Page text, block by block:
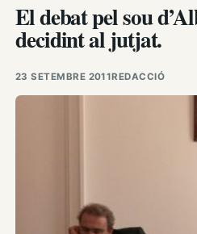
El debat pel sou
decidint al jutjat.
23 SETEMBRE 2011REDACCIÓ